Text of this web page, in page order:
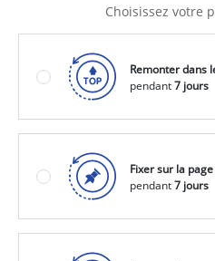
Choisissez votre
Remonter dans
pendant7 jours
Fixer sur la
pendant7 jours